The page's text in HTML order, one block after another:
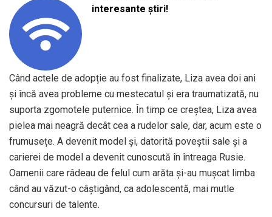
interesante știri!
Când actele de adopție au fost finalizate, Liza avea doi ani
și încă avea probleme cu mestecatul și era traumatizată, nu
suporta zgomotele puternice. În timp ce creștea, Liza avea
pielea mai neagră decât cea a rudelor sale, dar, acum este o
frumusețe. A devenit model și, datorită poveștii sale și a
carierei de model a devenit cunoscută în întreaga Rusie.
Oamenii care râdeau de felul cum arăta și-au mușcat limba
când au văzut-o câștigând, ca adolescentă, mai mutle
concursuri de talente.